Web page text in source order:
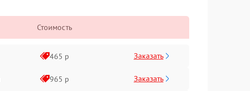
Стоимость
465 р Заказать
965 р Заказать